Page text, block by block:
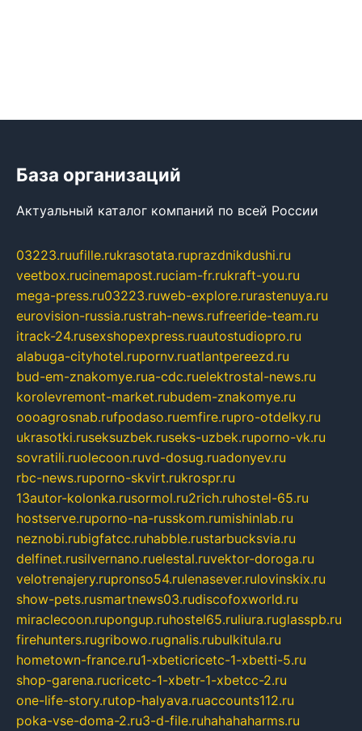
База организаций
Актуальный каталог компаний по всей России
03223.ruufille.rukrasotata.ruprazdnikdushi.ru
veetbox.rucinemapost.ruciam-fr.rukraft-you.ru
mega-press.ru03223.ruweb-explore.rurastenuya.ru
eurovision-russia.rustrah-news.rufreeride-team.ru
itrack-24.rusexshopexpress.ruautostudiopro.ru
alabuga-cityhotel.rupornv.ruatlantpereezd.ru
bud-em-znakomye.rua-cdc.ruelektrostal-news.ru
korolevremont-market.rubudem-znakomye.ru
oooagrosnab.rufpodaso.ruemfire.rupro-otdelky.ru
ukrasotki.ruseksuzbek.ruseks-uzbek.ruporno-vk.ru
sovratili.ruolecoon.ruvd-dosug.ruadonyev.ru
rbc-news.ruporno-skvirt.rukrospr.ru
13autor-kolonka.rusormol.ru2rich.ruhostel-65.ru
hostserve.ruporno-na-russkom.rumishinlab.ru
neznobi.rubigfatcc.ruhabble.rustarbucksvia.ru
delfinet.rusilvernano.ruelestal.ruvektor-doroga.ru
velotrenajery.rupronso54.rulenasever.rulovinskix.ru
show-pets.rusmartnews03.rudiscofoxworld.ru
miraclecoon.rupongup.ruhostel65.ruliura.ruglasspb.ru
firehunters.rugribowo.rugnalis.rubulkitula.ru
hometown-france.ru1-xbeticricetc-1-xbetti-5.ru
shop-garena.rucricetc-1-xbetr-1-xbetcc-2.ru
one-life-story.rutop-halyava.ruaccounts112.ru
poka-vse-doma-2.ru3-d-file.ruhahahaharms.ru